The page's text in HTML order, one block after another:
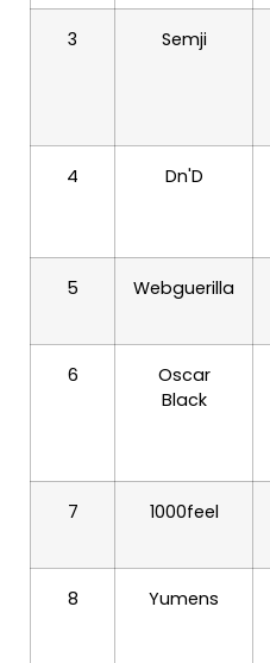
3 Semji
4 Dn'D
5 Webguerilla
6
Oscar
Black
7 1000feel
8 Yumens